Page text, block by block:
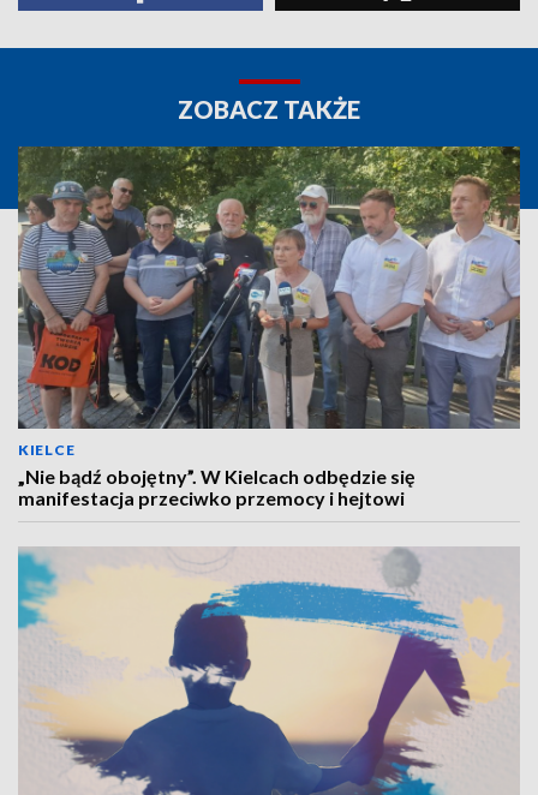
ZOBACZ TAKŻE
KIELCE
„Nie bądź obojętny”. W Kielcach odbędzie się
manifestacja przeciwko przemocy i hejtowi